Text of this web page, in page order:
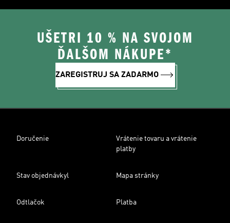
UŠETRI 10 % NA SVOJOM
ĎALŠOM NÁKUPE*
ZAREGISTRUJ SA ZADARMO
Doručenie
Vrátenie tovaru a vrátenie
platby
Stav objednávkyl Mapa stránky
Odtlačok Platba